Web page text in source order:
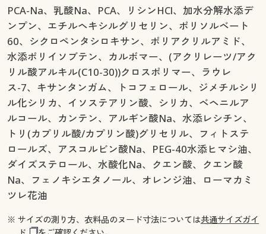
PCA-Na、乳酸Na、PCA、リシンHCl、加水分解水添デ
ンプン、エチルヘキシルグリセリン、ポリソルベート
60、シクロペンタシロキサン、ポリアクリルアミド、
水添ポリイソブテン、カルボマー、(アクリレーツ/アク
リル酸アルキル(C10-30))クロスポリマー、ラウレ
ス-7、キサンタンガム、トコフェロール、ジメチルシリ
ル化シリカ、イソステアリン酸、シリカ、ベヘニルア
ルコール、カンテン、アルギン酸Na、水添レシチン、
トリ(カプリル酸/カプリン酸)グリセリル、フィトステ
ロールズ、アスコルビン酸Na、PEG-40水添ヒマシ油、
ダイズステロール、水酸化Na、クエン酸、クエン酸
Na、フェノキシエタノール、オレンジ油、ローマカミ
ツレ花油
※ サイズの測り方、衣料品のヌード寸法については共通サイズガイ